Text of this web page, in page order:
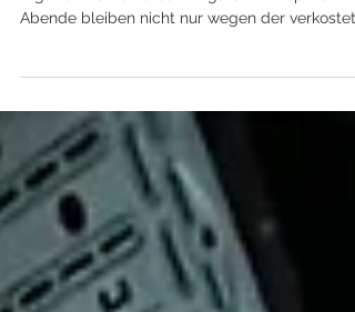
Ein besonderer Abend für eine neue
der Menschen, der Gespräche und der
besonderen Atmosphäre. Genau so ein Abend
war die Weltpremiere von Aureum Cigars bei
Tabakzeit im Me and All Hotel Kiel. Gemeinsam
mit StarkeZigarren durfte ich die neue Marke
erstmals in Deutschland präsentieren und mit
unseren Gästen auf Entdeckungsreise gehen.
Besonde